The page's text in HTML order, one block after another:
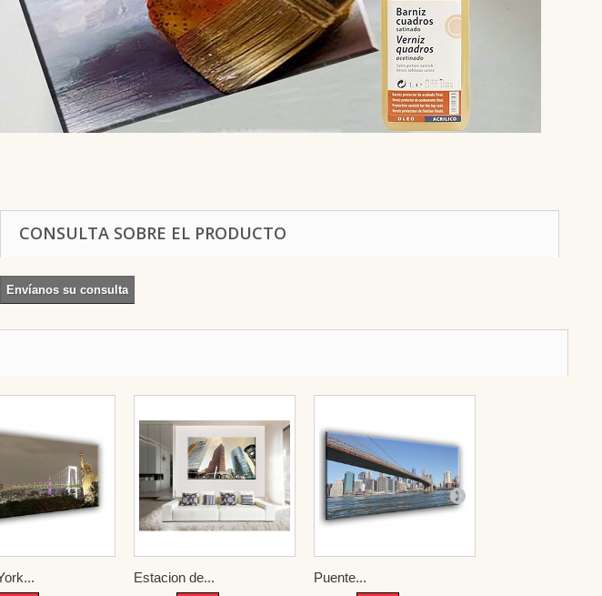
CONSULTA SOBRE EL PRODUCTO
Envíanos su consulta
Estacion de... Puente...